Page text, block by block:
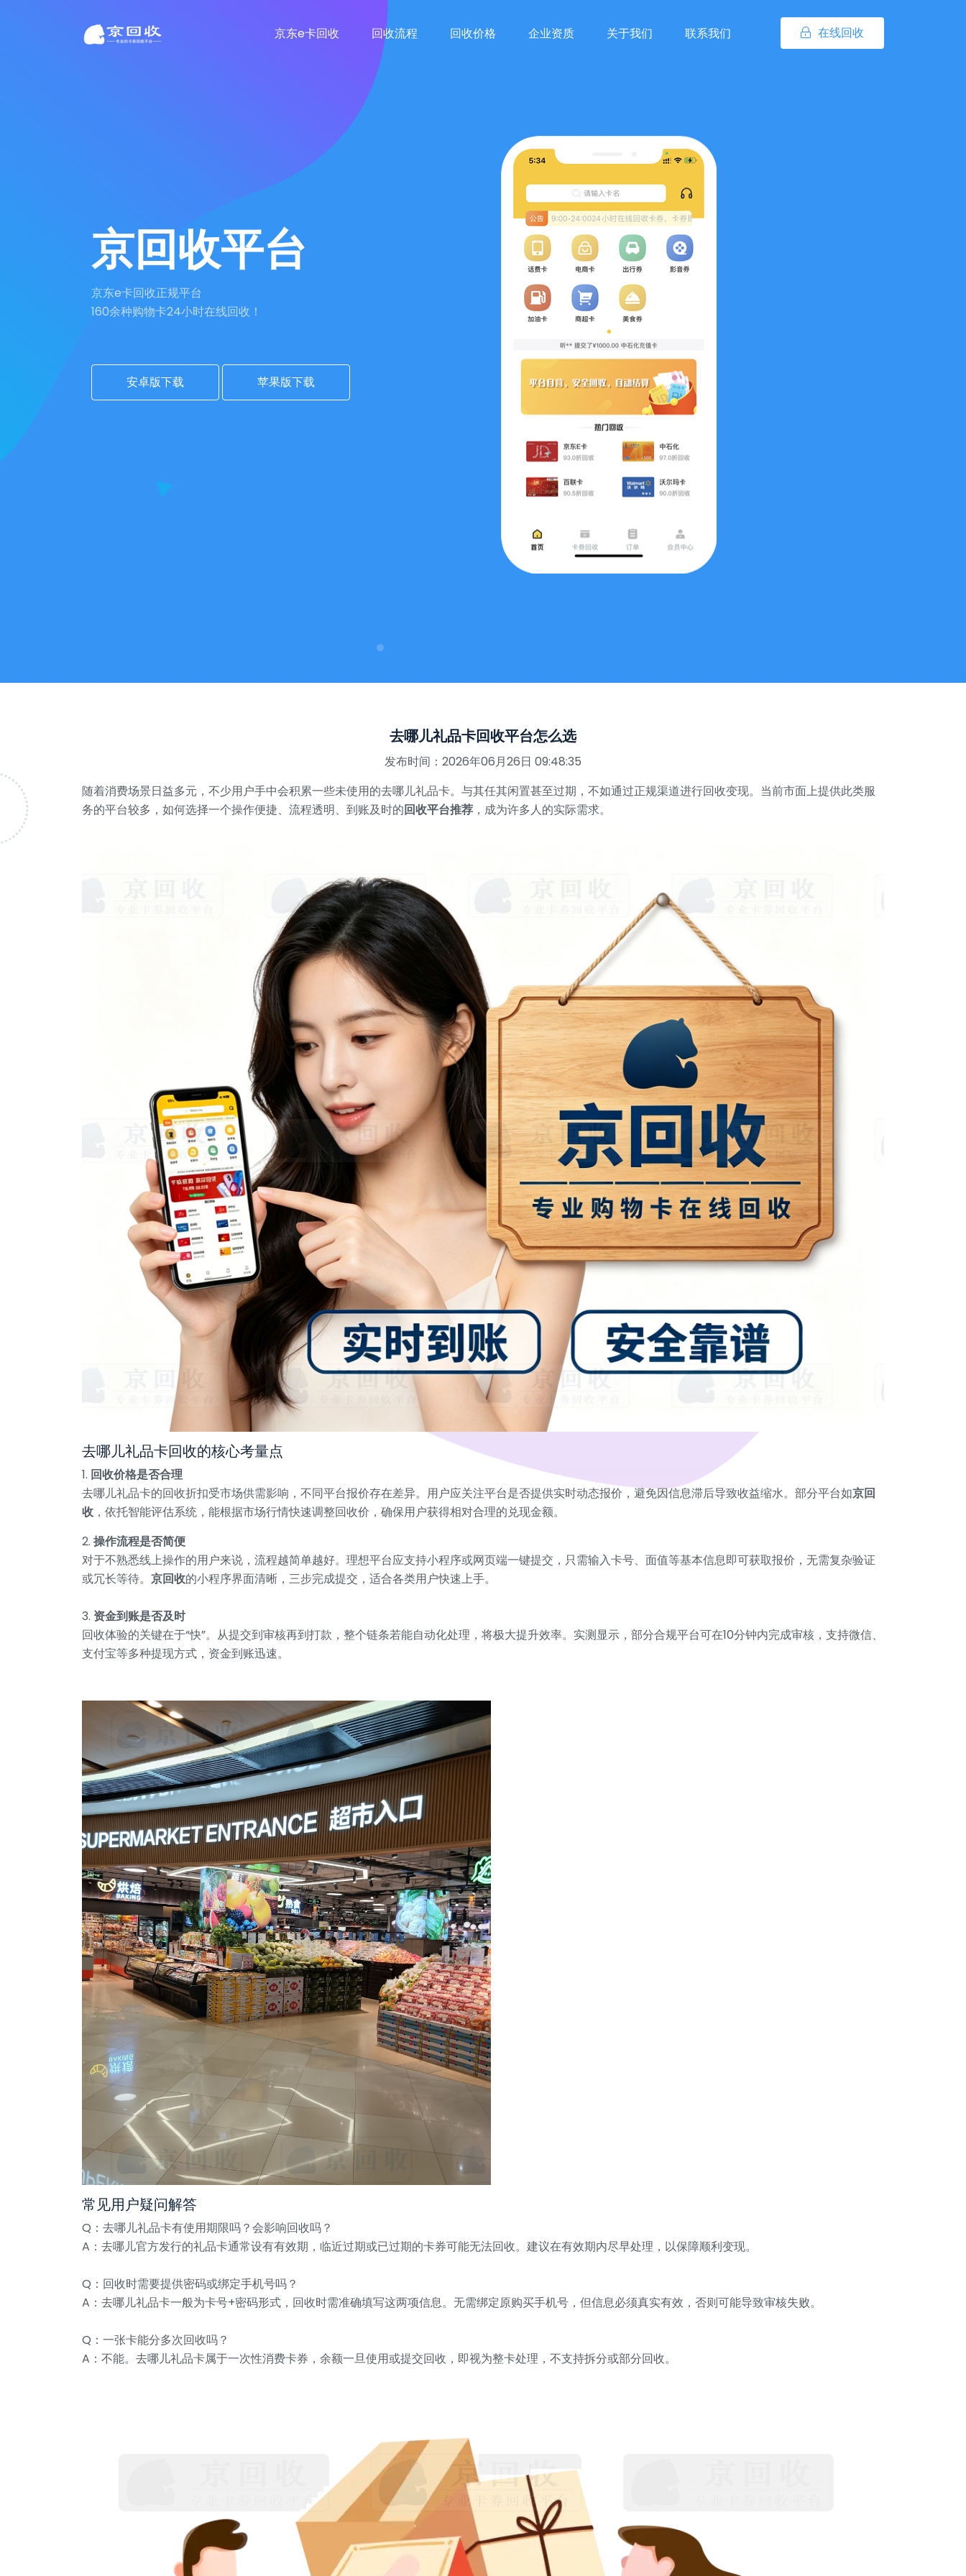
在线回收
京东e卡回收 回收流程 回收价格 企业资质 关于我们 联系我们
京回收平台
京东e卡回收正规平台
160余种购物卡24小时在线回收！
安卓版下载 苹果版下载
去哪儿礼品卡回收平台怎么选
发布时间：2026年06月26日 09:48:35
随着消费场景日益多元，不少用户手中会积累一些未使用的去哪儿礼品卡。与其任其闲置甚至过期，不如通过正规渠道进行回收变现。当前市面上提供此类服
务的平台较多，如何选择一个操作便捷、流程透明、到账及时的回收平台推荐 ，成为许多人的实际需求。
去哪儿礼品卡回收的核心考量点
1. 回收价格是否合理
去哪儿礼品卡的回收折扣受市场供需影响，不同平台报价存在差异。用户应关注平台是否提供实时动态报价，避免因信息滞后导致收益缩水。部分平台如京回
收，依托智能评估系统，能根据市场行情快速调整回收价，确保用户获得相对合理的兑现金额。
2. 操作流程是否简便
对于不熟悉线上操作的用户来说，流程越简单越好。理想平台应支持小程序或网页端一键提交，只需输入卡号、面值等基本信息即可获取报价，无需复杂验证
或冗长等待。 京回收的小程序界面清晰，三步完成提交，适合各类用户快速上手。
3. 资金到账是否及时
回收体验的关键在于“快”。从提交到审核再到打款，整个链条若能自动化处理，将极大提升效率。实测显示，部分合规平台可在10分钟内完成审核，支持微信、
支付宝等多种提现方式，资金到账迅速。
常见用户疑问解答
Q：去哪儿礼品卡有使用期限吗？会影响回收吗？
A：去哪儿官方发行的礼品卡通常设有有效期，临近过期或已过期的卡券可能无法回收。建议在有效期内尽早处理，以保障顺利变现。
Q：回收时需要提供密码或绑定手机号吗？
A：去哪儿礼品卡一般为卡号+密码形式，回收时需准确填写这两项信息。无需绑定原购买手机号，但信息必须真实有效，否则可能导致审核失败。
Q：一张卡能分多次回收吗？
A：不能。去哪儿礼品卡属于一次性消费卡券，余额一旦使用或提交回收，即视为整卡处理，不支持拆分或部分回收。